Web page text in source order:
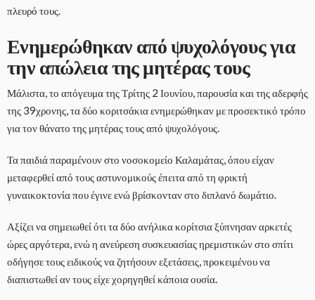
πλευρό τους.
Ενημερώθηκαν από ψυχολόγους για
την απώλεια της μητέρας τους
Μάλιστα, το απόγευμα της Τρίτης 2 Ιουνίου, παρουσία και της αδερφής
της 39χρονης, τα δύο κοριτσάκια ενημερώθηκαν με προσεκτικό τρόπο
για τον θάνατο της μητέρας τους από ψυχολόγους.
Τα παιδιά παραμένουν στο νοσοκομείο Καλαμάτας, όπου είχαν
μεταφερθεί από τους αστυνομικούς έπειτα από τη φρικτή
γυναικοκτονία που έγινε ενώ βρίσκονταν στο διπλανό δωμάτιο.
Αξίζει να σημειωθεί ότι τα δύο ανήλικα κορίτσια ξύπνησαν αρκετές
ώρες αργότερα, ενώ η ανεύρεση συσκευασίας ηρεμιστικών στο σπίτι
οδήγησε τους ειδικούς να ζητήσουν εξετάσεις, προκειμένου να
διαπιστωθεί αν τους είχε χορηγηθεί κάποια ουσία.